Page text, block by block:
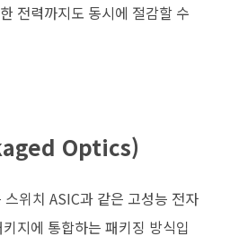
전력까지도 동시에 절감할 수
Optics)
위치 ASIC과 같은 고성능 전자
지에 통합하는 패키징 방식입